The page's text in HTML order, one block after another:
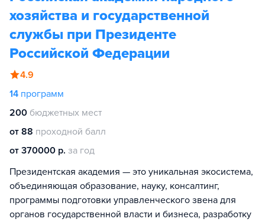
хозяйства и государственной
службы при Президенте
Российской Федерации
4.9
14 программ
200 бюджетных мест
от 88 проходной балл
от 370000 р. за год
Президентская академия — это уникальная экосистема,
объединяющая образование, науку, консалтинг,
программы подготовки управленческого звена для
органов государственной власти и бизнеса, разработку